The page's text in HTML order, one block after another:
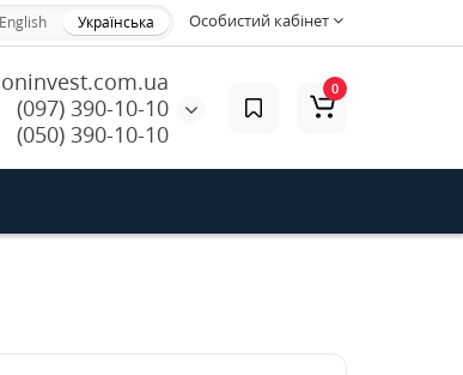
Особистий кабінет
English Українська
(097) 390-10-10
(050) 390-10-10
0